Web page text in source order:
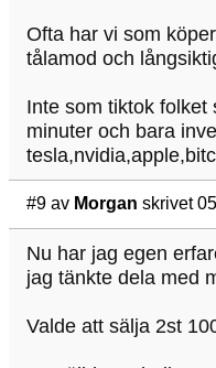
Ofta har vi som
tålamod och
Inte som tiktok folket
minuter och bara
#9 av Morgan skrivet
Nu har jag egen
jag tänkte dela med
Valde att sälja 2st